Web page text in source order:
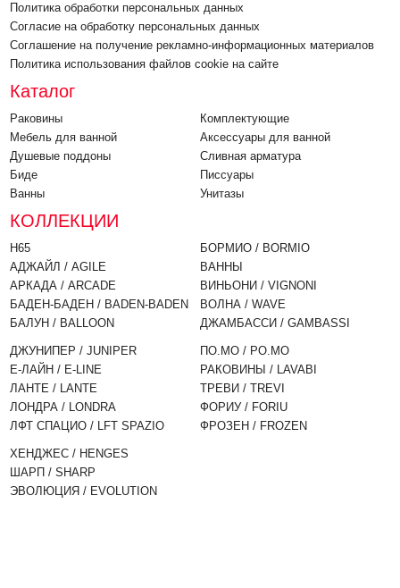
Политика обработки персональных данных
Согласие на обработку персональных данных
Соглашение на получение рекламно-информационных материалов
Политика использования файлов cookie на сайте
Каталог
Раковины
Мебель для ванной
Душевые поддоны
Биде
Ванны
Комплектующие
Аксессуары для ванной
Cливная арматура
Писсуары
Унитазы
КОЛЛЕКЦИИ
H65
АДЖАЙЛ / AGILE
АРКАДА / ARCADE
БАДЕН-БАДЕН / BADEN-BADEN
БАЛУН / BALLOON
БОРМИО / BORMIO
ВАННЫ
ВИНЬОНИ / VIGNONI
ВОЛНА / WAVE
ДЖАМБАССИ / GAMBASSI
ДЖУНИПЕР / JUNIPER
Е-ЛАЙН / E-LINE
ЛАНТЕ / LANTE
ЛОНДРА / LONDRA
ЛФТ СПАЦИО / LFT SPAZIO
ПО.МО / PO.MO
РАКОВИНЫ / LAVABI
ТРЕВИ / TREVI
ФОРИУ / FORIU
ФРОЗЕН / FROZEN
ХЕНДЖЕС / HENGES
ШАРП / SHARP
ЭВОЛЮЦИЯ / EVOLUTION